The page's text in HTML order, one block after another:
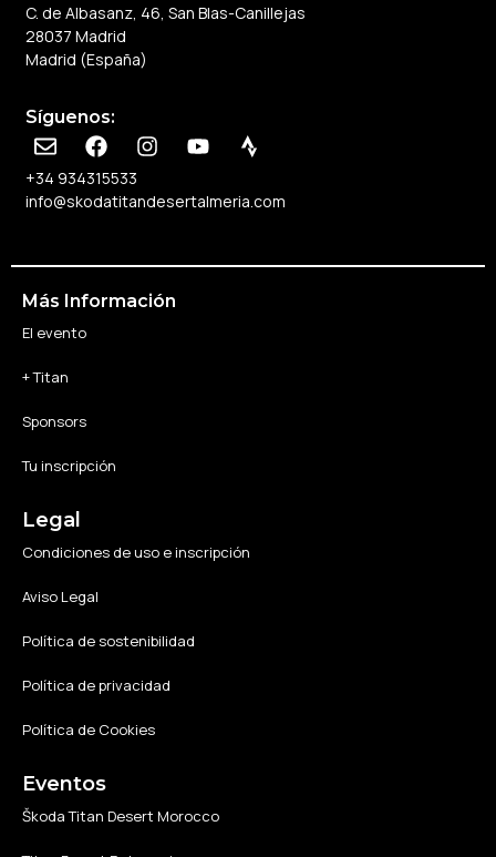
C. de Albasanz, 46, San Blas-Canillejas
28037 Madrid
Madrid (España)
Síguenos:
+34 934315533
info@skodatitandesertalmeria.com
Más Información
El evento
+ Titan
Sponsors
Tu inscripción
Legal
Condiciones de uso e inscripción
Aviso Legal
Política de sostenibilidad
Política de privacidad
Política de Cookies
Eventos
Škoda Titan Desert Morocco